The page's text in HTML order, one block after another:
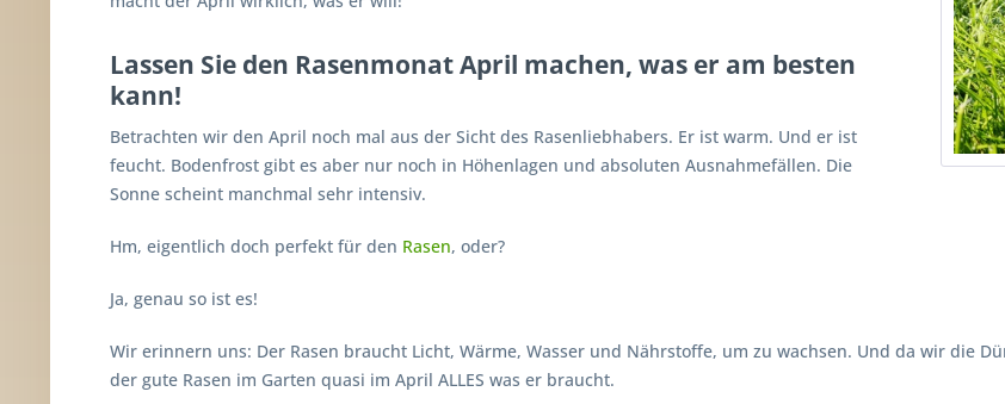
Lassen Sie den Rasenmonat April machen, was er am besten
kann!
Betrachten wir den April noch mal aus der Sicht des Rasenliebhabers. Er ist warm. Und er ist
feucht. Bodenfrost gibt es aber nur noch in Höhenlagen und absoluten Ausnahmefällen. Die
Sonne scheint manchmal sehr intensiv.
Hm, eigentlich doch perfekt für den Rasen, oder?
Ja, genau so ist es!
Wir erinnern uns: Der Rasen braucht Licht, Wärme, Wasser und Nährstoffe, um zu wachsen. Und da wir die
der gute Rasen im Garten quasi im April ALLES was er braucht.